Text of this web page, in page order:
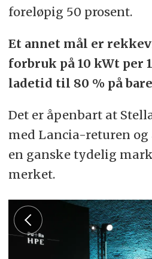
foreløpig 50 prosent.
Et annet mål er
forbruk på 10 kWt per
ladetid til 80 % på
Det er åpenbart at
med Lancia-returen og
en ganske tydelig
merket.